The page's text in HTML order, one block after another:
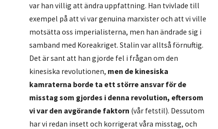
var han villig att ändra uppfattning. Han tvivlade till
exempel på att vi var genuina marxister och att vi ville
motsätta oss imperialisterna, men han ändrade sig i
samband med Koreakriget. Stalin var alltså förnuftig.
Det är sant att han gjorde fel i frågan om den
kinesiska revolutionen, men de kinesiska
kamraterna borde ta ett större ansvar för de
misstag som gjordes i denna revolution, eftersom
vi var den avgörande faktorn (vår fetstil). Dessutom
har vi redan insett och korrigerat våra misstag, och